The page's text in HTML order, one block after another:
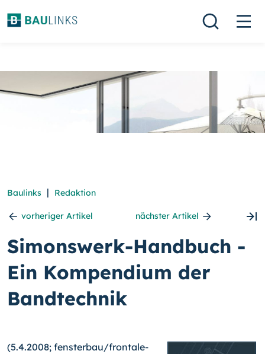
Baulinks | Redaktion
vorheriger Artikel nächster Artikel
Simonswerk-Handbuch -
Ein Kompendium der
Bandtechnik
(5.4.2008; fensterbau/frontale-